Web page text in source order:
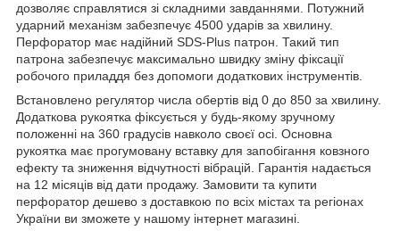
дозволяє справлятися зі складними завданнями. Потужний
ударний механізм забезпечує 4500 ударів за хвилину.
Перфоратор має надійний SDS-Plus патрон. Такий тип
патрона забезпечує максимально швидку зміну фіксації
робочого приладдя без допомоги додаткових інструментів.
Встановлено регулятор числа обертів від 0 до 850 за хвилину.
Додаткова рукоятка фіксується у будь-якому зручному
положенні на 360 градусів навколо своєї осі. Основна
рукоятка має прогумовану вставку для запобігання ковзного
ефекту та зниження відчутності вібрацій. Гарантія надається
на 12 місяців від дати продажу. Замовити та купити
перфоратор дешево з доставкою по всіх містах та регіонах
України ви зможете у нашому інтернет магазині.